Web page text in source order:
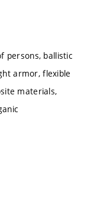
persons, ballistic
armor, flexible
materials,